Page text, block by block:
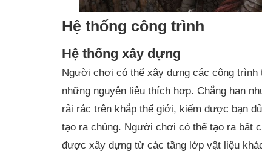
Hệ thống công trình
Hệ thống xây dựng
Người chơi có thể xây dựng các công
những nguyên liệu thích hợp. Chẳng hạn
rải rác trên khắp thế giới, kiếm được bạn
tạo ra chúng. Người chơi có thể tạo ra bất
được xây dựng từ các tầng lớp vật liệu